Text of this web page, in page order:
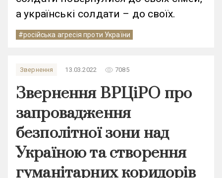
а українські солдати – до своїх.
#російська агресія проти України
Звернення 13.03.2022 remove_red_eye 7085
Звернення ВРЦіРО про
запровадження
безполітної зони над
Україною та створення
гуманітарних коридорів